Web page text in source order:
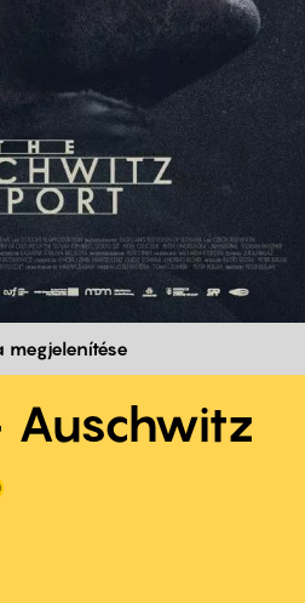
megjelenítése
Auschwitz